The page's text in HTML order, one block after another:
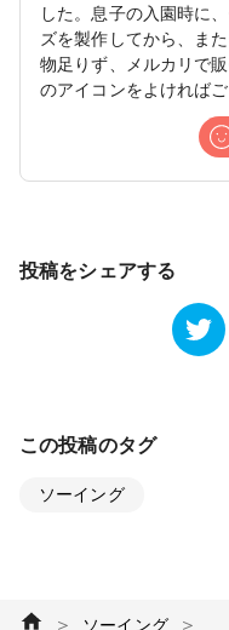
した。息子の入園時に
ズを製作してから、ま
物足りず、メルカリで
のアイコンをよければご
投稿をシェアする
この投稿のタグ
ソーイング
＞ ソーイング ＞